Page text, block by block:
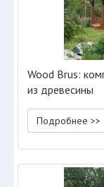
Wood Brus:
из древесины
Подробнее >>